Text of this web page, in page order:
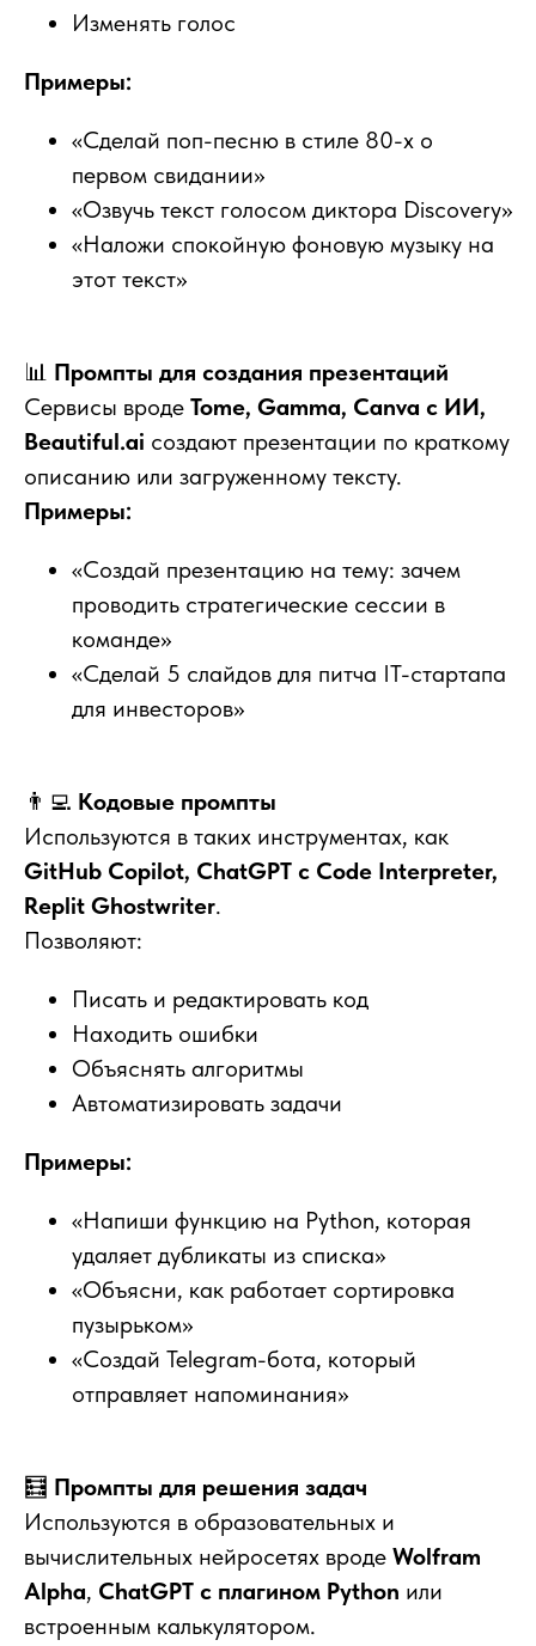
Изменять голос
Примеры:
«Сделай поп-песню в стиле 80-х о
первом свидании»
«Озвучь текст голосом диктора Discovery»
«Наложи спокойную фоновую музыку на
этот текст»
📊 Промпты для создания презентаций
Сервисы вроде Tome, Gamma, Canva с ИИ,
Beautiful.ai создают презентации по краткому
описанию или загруженному тексту.
Примеры:
«Создай презентацию на тему: зачем
проводить стратегические сессии в
команде»
«Сделай 5 слайдов для питча IT-стартапа
для инвесторов»
👨‍💻 Кодовые промпты
Используются в таких инструментах, как
GitHub Copilot, ChatGPT с Code Interpreter,
Replit Ghostwriter.
Позволяют:
Писать и редактировать код
Находить ошибки
Объяснять алгоритмы
Автоматизировать задачи
Примеры:
«Напиши функцию на Python, которая
удаляет дубликаты из списка»
«Объясни, как работает сортировка
пузырьком»
«Создай Telegram-бота, который
отправляет напоминания»
🧮 Промпты для решения задач
Используются в образовательных и
вычислительных нейросетях вроде Wolfram
Alpha, ChatGPT с плагином Python или
встроенным калькулятором.